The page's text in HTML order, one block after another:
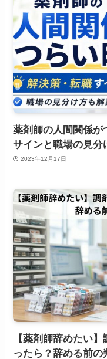
薬剤師の人間関係が
サインと職場の見分
2023年12月17日
【薬剤師辞めたい
ったら？辞める前